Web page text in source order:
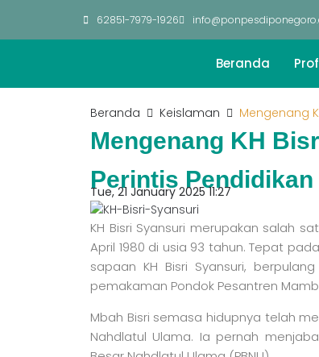
62851-7979-1926
Beranda
Beranda Keislaman Mengenang
Mengenang KH
Perintis Pendidikan
Tue, 21 January 2025 11:27
KH Bisri Syansuri merupakan salah
April 1980 di usia 93 tahun. Tepat
sapaan KH Bisri Syansuri,
pemakaman Pondok Pesantren
Mbah Bisri semasa hidupnya telah
Nahdlatul Ulama. Ia pernah